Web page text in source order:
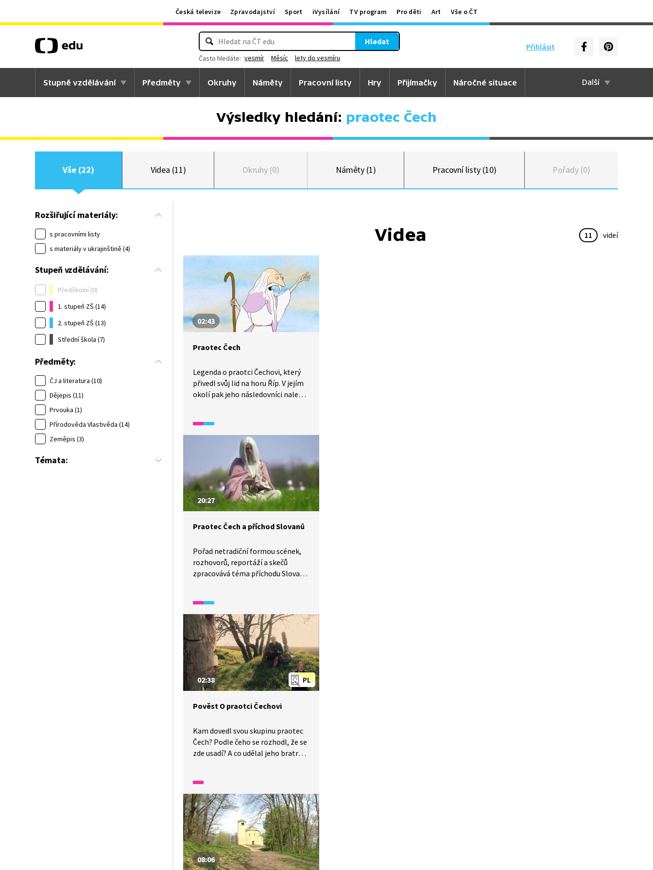
Česká televize Zpravodajství Sport iVysílání TV program Pro děti Art Vše o ČT
Přihlásit
Hledat
Často hledáte: vesmír Měsíc lety do vesmíru
Stupně vzdělávání Předměty Okruhy Náměty Pracovní listy Hry Přijímačky Náročné situace Další
Výsledky hledání: praotec Čech
Vše (22) Videa (11) Okruhy (0) Náměty (1) Pracovní listy (10) Pořady (0)
Rozšiřující materiály:
s pracovními listy
s materiály v ukrajinštině (4)
Stupeň vzdělávání:
Předškolní (0)
1. stupeň ZŠ (14)
2. stupeň ZŠ (13)
Střední škola (7)
Předměty:
ČJ a literatura (10)
Dějepis (11)
Prvouka (1)
Přírodověda Vlastivěda (14)
Zeměpis (3)
Témata:
Videa 11 videí
02:43
Praotec Čech
Legenda o praotci Čechovi, který
přivedl svůj lid na horu Říp. V jejím
okolí pak jeho následovníci nalezli
20:27
Praotec Čech a příchod Slovanů
Pořad netradiční formou scének,
rozhovorů, reportáží a skečů
zpracovává téma příchodu Slovanů
PL
02:38
Pověst O praotci Čechovi
Kam dovedl svou skupinu praotec
Čech? Podle čeho se rozhodl, že se
zde usadí? A co udělal jeho bratr
tlumočeno do znakového jazyka
pro neslyšící.
08:06